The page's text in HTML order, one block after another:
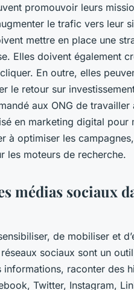
promouvoir leurs
le trafic vers leur
mettre en place une
Elles doivent également
En outre, elles
le retour sur
aux ONG de
en marketing digital
à optimiser les
les moteurs de recherche.
médias sociaux
de mobiliser et
sociaux sont un
raconter des
Twitter, Instagram,